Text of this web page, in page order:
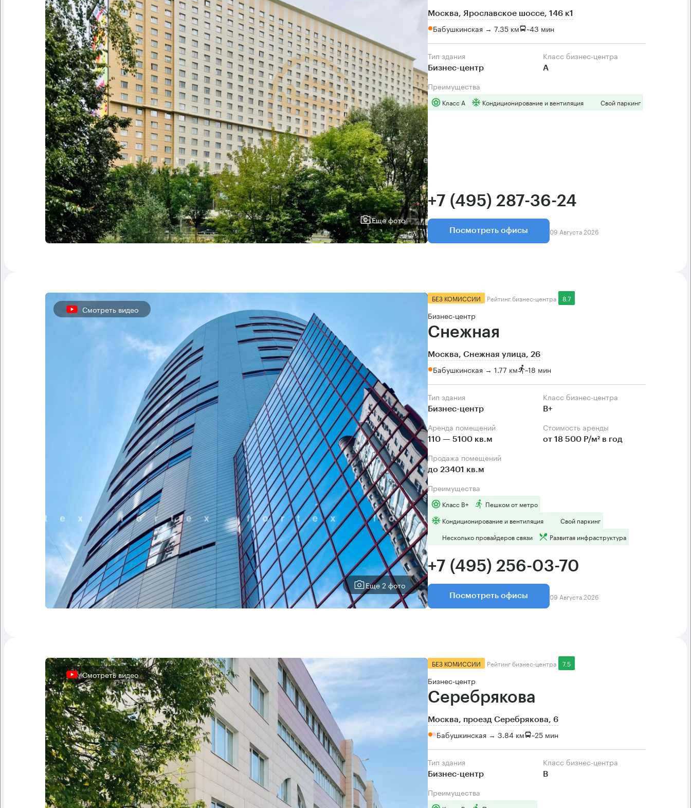
Еще фото
Москва, Ярославское шоссе, 146 к1
Бабушкинская → 7.35 км ~43 мин
Тип здания
Бизнес-центр
Класс бизнес-центра
А
Преимущества
Класс А Кондиционирование и вентиляция Свой паркинг
+7 (495) 287-36-24
Посмотреть офисы 09 Августа 2026
Смотреть видео
Еще 2 фото
БЕЗ КОМИССИИ Рейтинг бизнес-центра 8.7
Бизнес-центр
Снежная
Москва, Снежная улица, 26
Бабушкинская → 1.77 км ~18 мин
Тип здания
Бизнес-центр
Класс бизнес-центра
B+
Аренда помещений
110 — 5100 кв.м
Стоимость аренды
от 18 500 Р/м² в год
Продажа помещений
до 23401 кв.м
Преимущества
Класс B+
Пешком от метро
Кондиционирование и вентиляция
Свой паркинг
Несколько провайдеров связи
Развитая инфраструктура
+7 (495) 256-03-70
Посмотреть офисы 09 Августа 2026
Смотреть видео
БЕЗ КОМИССИИ Рейтинг бизнес-центра 7.5
Бизнес-центр
Серебрякова
Москва, проезд Серебрякова, 6
Бабушкинская → 3.84 км ~25 мин
Тип здания
Бизнес-центр
Класс бизнес-центра
B
Преимущества